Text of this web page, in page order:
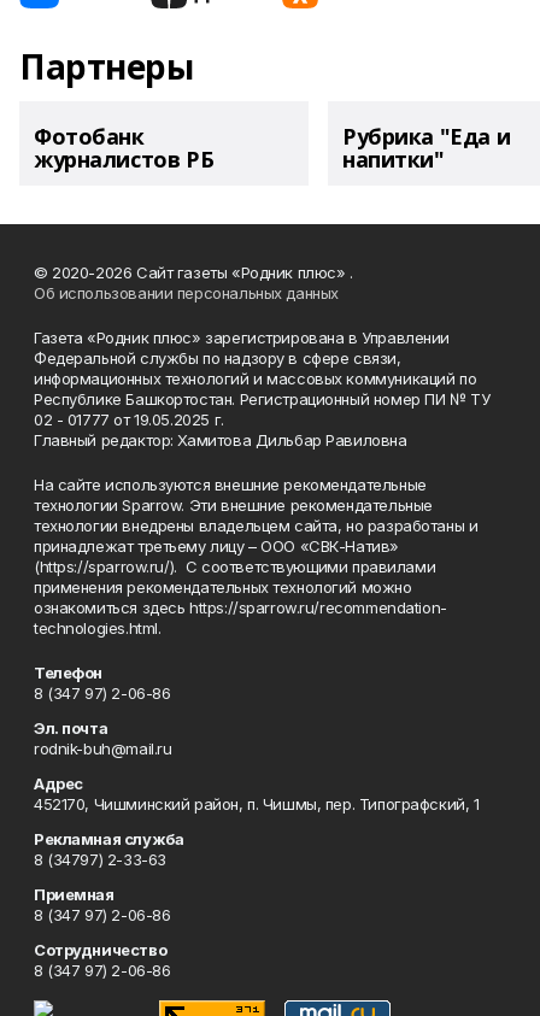
Партнеры
Фотобанк
журналистов РБ
Рубрика "Еда и
напитки"
© 2020-2026 Сайт газеты «Родник плюс» .
Об использовании персональных данных
Газета «Родник плюс» зарегистрирована в Управлении
Федеральной службы по надзору в сфере связи,
информационных технологий и массовых коммуникаций по
Республике Башкортостан. Регистрационный номер ПИ № ТУ
02 - 01777 от 19.05.2025 г.
Главный редактор: Хамитова Дильбар Равиловна
На сайте используются внешние рекомендательные
технологии Sparrow. Эти внешние рекомендательные
технологии внедрены владельцем сайта, но разработаны и
принадлежат третьему лицу – ООО «СВК-Натив»
(https://sparrow.ru/). С соответствующими правилами
применения рекомендательных технологий можно
ознакомиться здесь https://sparrow.ru/recommendation-
technologies.html.
Телефон
8 (347 97) 2-06-86
Эл. почта
rodnik-buh@mail.ru
Адрес
452170, Чишминский район, п. Чишмы, пер. Типографский, 1
Рекламная служба
8 (34797) 2-33-63
Приемная
8 (347 97) 2-06-86
Сотрудничество
8 (347 97) 2-06-86